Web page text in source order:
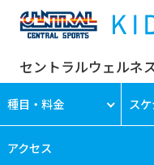
セントラルウェルネ
種目・料金 ス
アクセス